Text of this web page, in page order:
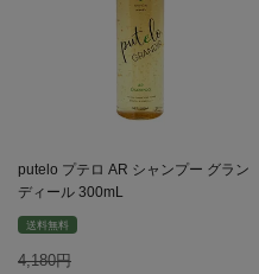
putelo プテロ AR シャンプー グラン
ディール 300mL
送料無料
4,180